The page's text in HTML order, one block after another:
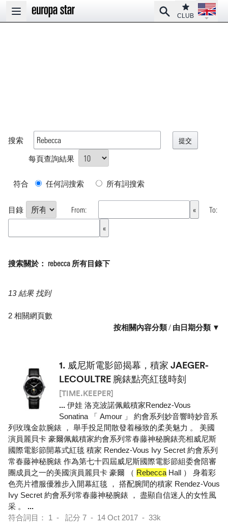
Open main menu
SearchClub
CLUB
Open
搜索
每頁查詢結果
符合 任何詞搜索 所有詞搜索
目錄 From: To:
搜索關於： rebecca 所有目錄下
13 結果 找到
2 相關網頁數
按相關內容分類/ 由日期分類 ▼
1. 威尼斯電影節揭幕，積家 JAEGER-
LECOULTRE 腕錶點亮紅毯時刻
[TIME.KEEPER]
... 伊娃 洛克波諾佩戴積家Rendez-Vous
Sonatina 「 Amour 」 約會系列妙音響時妙音系
列玫瑰金款腕錶 ， 舉手投足間散發着極致的柔美魅力 。 美國
演員麗貝卡 豪爾佩戴積家約會系列常春藤神秘腕錶亮相威尼斯
國際電影節開幕式紅毯 積家 Rendez-Vous Ivy Secret 約會系列
常春藤神秘腕錶 作為第七十四屆威尼斯國際電影節組委會陪審
團成員之一的美國演員麗貝卡 豪爾 （ Rebecca Hall ） 身着彩
色亮片禮服優雅步入開幕紅毯 ， 搭配腕間的積家 Rendez-Vous
Ivy Secret 約會系列常春藤神秘腕錶 ， 盡顯自信迷人的女性風
采 。 ...
符合詞目： 1 - 記分 7 - 14 Oct 2017 - 33k